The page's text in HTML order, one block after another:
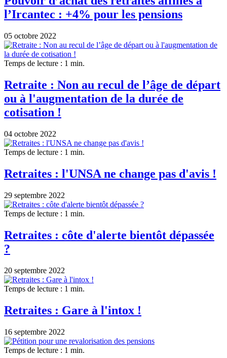
l’Ircantec : +4% pour les pensions
05 octobre 2022
Temps de lecture : 1 min.
Retraite : Non au recul de l’âge de départ
ou à l'augmentation de la durée de
cotisation !
04 octobre 2022
Temps de lecture : 1 min.
Retraites : l'UNSA ne change pas d'avis !
29 septembre 2022
Temps de lecture : 1 min.
Retraites : côte d'alerte bientôt dépassée
?
20 septembre 2022
Temps de lecture : 1 min.
Retraites : Gare à l'intox !
16 septembre 2022
Temps de lecture : 1 min.